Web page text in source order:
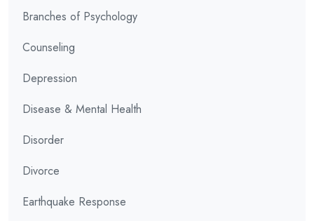
Branches of Psychology
Counseling
Depression
Disease & Mental Health
Disorder
Divorce
Earthquake Response